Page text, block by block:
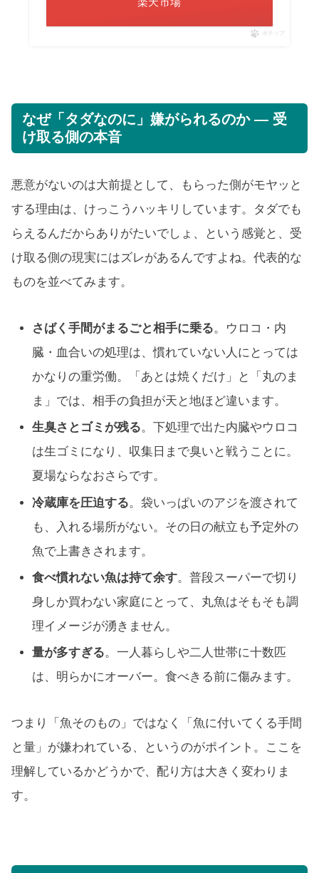
ポチップ
なぜ「タダなのに」嫌がられるのか — 受
け取る側の本音
悪意がないのは大前提として、もらった側がモヤッと
する理由は、けっこうハッキリしています。タダでも
らえるんだからありがたいでしょ、という感覚と、受
け取る側の現実にはズレがあるんですよね。代表的な
ものを並べてみます。
さばく手間がまるごと相手に乗る。ウロコ・内
臓・血合いの処理は、慣れていない人にとっては
かなりの重労働。「あとは焼くだけ」と「丸のま
ま」では、相手の負担が天と地ほど違います。
生臭さとゴミが残る。下処理で出た内臓やウロコ
は生ゴミになり、収集日まで臭いと戦うことに。
夏場ならなおさらです。
冷蔵庫を圧迫する。袋いっぱいのアジを渡されて
も、入れる場所がない。その日の献立も予定外の
魚で上書きされます。
食べ慣れない魚は持て余す。普段スーパーで切り
身しか買わない家庭にとって、丸魚はそもそも調
理イメージが湧きません。
量が多すぎる。一人暮らしや二人世帯に十数匹
は、明らかにオーバー。食べきる前に傷みます。
つまり「魚そのもの」ではなく「魚に付いてくる手間
と量」が嫌われている、というのがポイント。ここを
理解しているかどうかで、配り方は大きく変わりま
す。